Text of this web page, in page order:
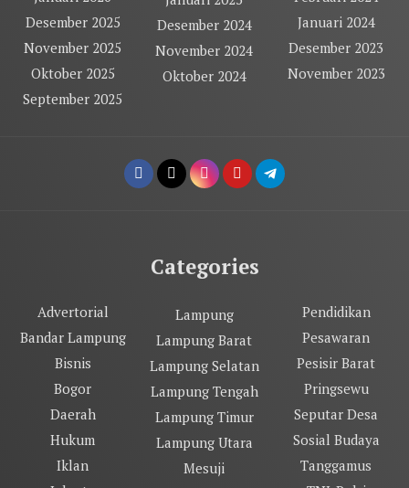
Desember 2025
November 2025
Oktober 2025
September 2025
Desember 2024
November 2024
Oktober 2024
Januari 2024
Desember 2023
November 2023
Categories
Advertorial
Bandar Lampung
Bisnis
Bogor
Daerah
Hukum
Iklan
Lampung
Lampung Barat
Lampung Selatan
Lampung Tengah
Lampung Timur
Lampung Utara
Mesuji
Pendidikan
Pesawaran
Pesisir Barat
Pringsewu
Seputar Desa
Sosial Budaya
Tanggamus